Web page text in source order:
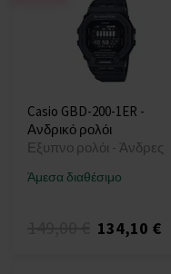
Casio GBD-200-1ER -
Ανδρικό ρολόι
Εξυπνο ρολόι - Άνδρες
Άμεσα διαθέσιμο
134,10 €